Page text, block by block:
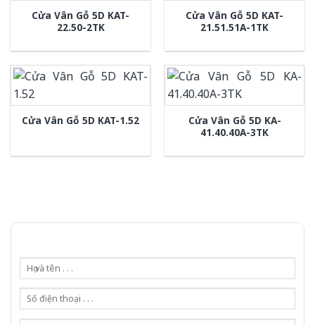
Cửa Vân Gỗ 5D KAT-
22.50-2TK
Cửa Vân Gỗ 5D KAT-
21.51.51A-1TK
Cửa Vân Gỗ 5D KAT-1.52
Cửa Vân Gỗ 5D KA-
41.40.40A-3TK